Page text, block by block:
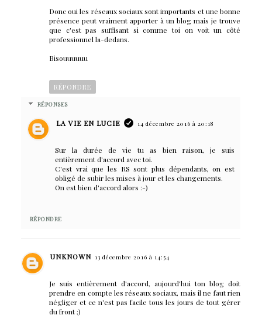
Donc oui les réseaux sociaux sont importants et une bonne
présence peut vraiment apporter à un blog mais je trouve
que c'est pas suffisant si comme toi on voit un côté
professionnel la-dedans.
Bisouuuuuu
RÉPONDRE
RÉPONSES
LA VIE EN LUCIE 14 décembre 2016 à 20:18
Sur la durée de vie tu as bien raison, je suis
entièrement d'accord avec toi.
C'est vrai que les RS sont plus dépendants, on est
obligé de subir les mises à jour et les changements.
On est bien d'accord alors :-)
RÉPONDRE
UNKNOWN 13 décembre 2016 à 14:54
Je suis entièrement d'accord, aujourd'hui ton blog doit
prendre en compte les réseaux sociaux, mais il ne faut rien
négliger et ce n'est pas facile tous les jours de tout gérer
du front ;)